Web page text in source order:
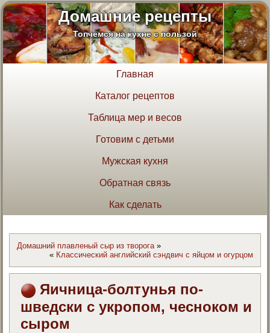
Домашние рецепты
Топчемся на кухне с пользой
Главная
Каталог рецептов
Таблица мер и весов
Готовим с детьми
Мужская кухня
Обратная связь
Как сделать
Домашний плавленый сыр из творога»
« Классический английский сэндвич с яйцом и огурцом
Яичница-болтунья по-
шведски с укропом, чесноком и
сыром